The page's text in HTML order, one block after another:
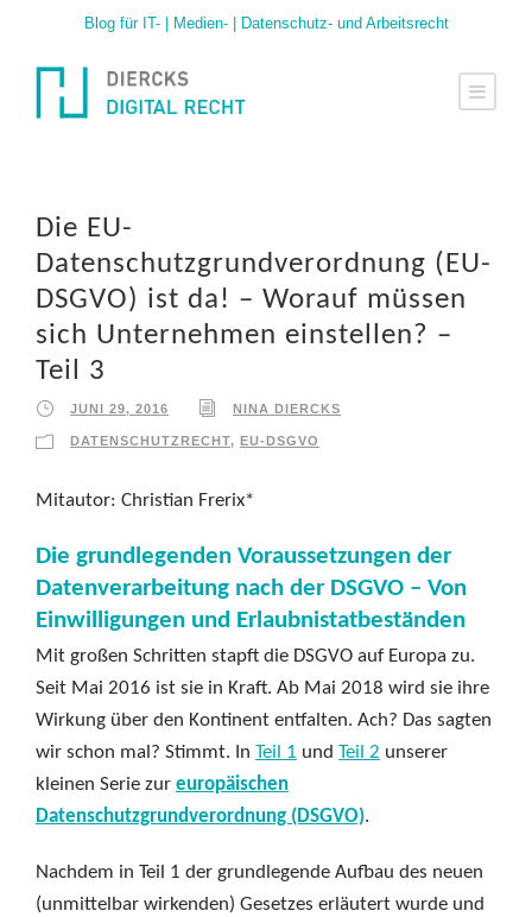
Blog für IT- | Medien- | Datenschutz- und Arbeitsrecht
Die EU-
Datenschutzgrundverordnung (EU-
DSGVO) ist da! – Worauf müssen
sich Unternehmen einstellen? –
Teil 3
JUNI 29, 2016 NINA DIERCKS
DATENSCHUTZRECHT, EU-DSGVO
Mitautor: Christian Frerix*
Die grundlegenden Voraussetzungen der
Datenverarbeitung nach der DSGVO – Von
Einwilligungen und Erlaubnistatbeständen
Mit großen Schritten stapft die DSGVO auf Europa zu.
Seit Mai 2016 ist sie in Kraft. Ab Mai 2018 wird sie ihre
Wirkung über den Kontinent entfalten. Ach? Das sagten
wir schon mal? Stimmt. In Teil 1 und Teil 2 unserer
kleinen Serie zur europäischen
Datenschutzgrundverordnung (DSGVO).
Nachdem in Teil 1 der grundlegende Aufbau des neuen
(unmittelbar wirkenden) Gesetzes erläutert wurde und